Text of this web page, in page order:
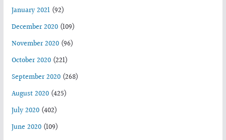
January 2021(92)
December 2020(109)
November 2020(96)
October 2020(221)
September 2020(268)
August 2020(425)
July 2020(402)
June 2020(109)